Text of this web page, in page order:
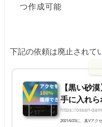
つ作成可能
下記の依頼は廃止されて
【黒い砂
手に入れ
https://ossan-
2021/6/23に、真Vアク